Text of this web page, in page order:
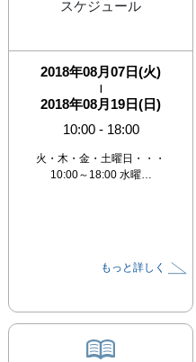
スケジュール
2018年08月07日(火)
|
2018年08月19日(日)
10:00- 18:00
火・木・金・土曜日・・・
10:00～18:00 水曜…
もっと詳しく